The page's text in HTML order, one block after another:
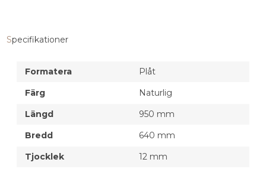
Specifikationer
Formatera
Plåt
Färg
Naturlig
Längd
950 mm
Bredd
640 mm
Tjocklek
12 mm